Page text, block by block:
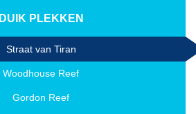
DUIK PLEKKEN
Straat van Tiran
Woodhouse Reef
Gordon Reef